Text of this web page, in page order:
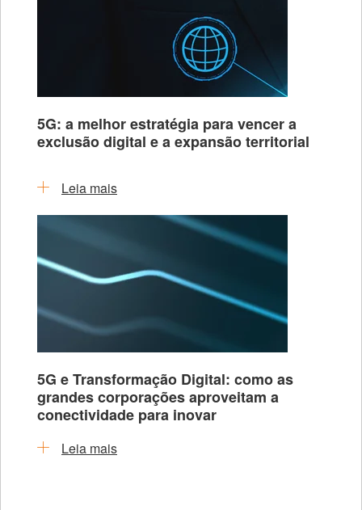
5G: a melhor estratégia para vencer a
exclusão digital e a expansão territorial
Leia mais
5G e Transformação Digital: como as
grandes corporações aproveitam a
conectividade para inovar
Leia mais